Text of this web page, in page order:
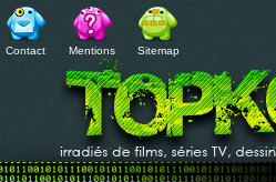
Contact Mentions Sitemap